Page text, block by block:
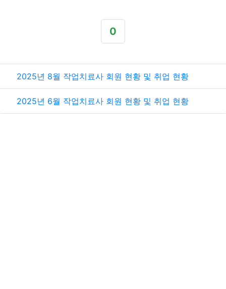
0
추천
관련자료
2025년 8월 작업치료사 회원 현황 및 취업 현황
2025년 6월 작업치료사 회원 현황 및 취업 현황